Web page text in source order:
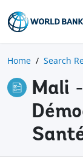
Home Search
Mali